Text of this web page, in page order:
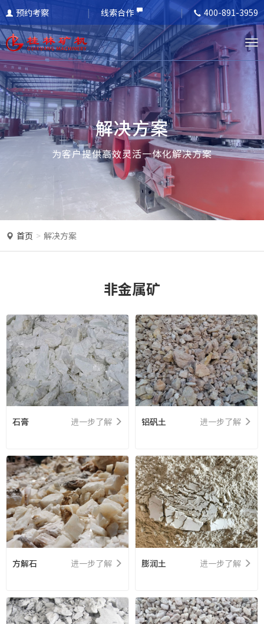
预约考察 线索合作 400-891-3959
T
o
g
g
e
n
a
解决方案
为客户提供高效灵活一体化解决方案
首页 解决方案
非金属矿
石膏 进一步了解 铝矾土 进一步了解
方解石 进一步了解 膨润土 进一步了解